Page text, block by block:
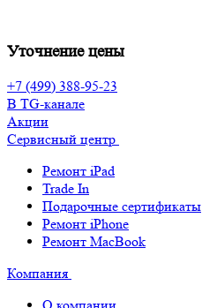
Уточнение цены
+7 (499) 388-95-23
В TG-канале
Акции
Сервисный центр
Ремонт iPad
Trade In
Подарочные сертификаты
Ремонт iPhone
Ремонт MacBook
Компания